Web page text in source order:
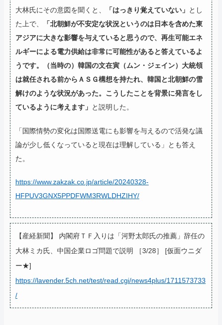
大林氏にその意図を聞くと、 「はっきり覚えていない」 とし
た上で、
「北朝鮮が不安定な状況というのは日本を含めた東
アジアに大きな影響を与えていると思うので、再生可能エネ
ルギーによる電力供給は非常に可能性があると答えているよ
うです。（当時の）韓国の文在寅（ムン・ジェイン）大統領
は就任される前からＡＳＧ構想を持たれ、韓国と北朝鮮の雪
解けのような状況があった。こうしたことを背景に発言をし
ているように考えます」 と説明した。
「国際情勢の変化は国際送電にも影響を与えるので活発な議
論が少し低くなっていると現在は理解している」とも答え
た。
https://www.zakzak.co.jp/article/20240328-
HFPUV3GNX5PPDFWM3RWLDHZIHY/
【産経新聞】 内閣府ＴＦ入りは「河野太郎氏の推薦」辞任の
大林ミカ氏、中国企業ロゴ問題で説明 ［3/28］ [仮面ウニダ
ー★]
https://lavender.5ch.net/test/read.cgi/news4plus/1711573733
/